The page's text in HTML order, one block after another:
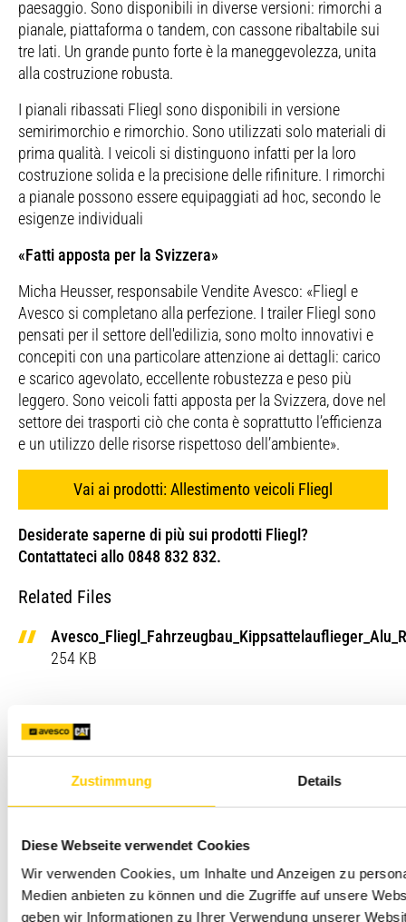
Zustimmung Details
Diese Webseite verwendet Cookies
Wir verwenden Cookies, um Inhalte und Anzeigen zu
Medien anbieten zu können und die Zugriffe auf unsere
geben wir Informationen zu Ihrer Verwendung unserer
paesaggio. Sono disponibili in diverse versioni: rimorchi a
pianale, piattaforma o tandem, con cassone ribaltabile sui
tre lati. Un grande punto forte è la maneggevolezza, unita
alla costruzione robusta.
I pianali ribassati Fliegl sono disponibili in versione
semirimorchio e rimorchio. Sono utilizzati solo materiali di
prima qualità. I veicoli si distinguono infatti per la loro
costruzione solida e la precisione delle rifiniture. I rimorchi
a pianale possono essere equipaggiati ad hoc, secondo le
esigenze individuali
«Fatti apposta per la Svizzera»
Micha Heusser, responsabile Vendite Avesco: «Fliegl e
Avesco si completano alla perfezione. I trailer Fliegl sono
pensati per il settore dell'edilizia, sono molto innovativi e
concepiti con una particolare attenzione ai dettagli: carico
e scarico agevolato, eccellente robustezza e peso più
leggero. Sono veicoli fatti apposta per la Svizzera, dove nel
settore dei trasporti ciò che conta è soprattutto l’efficienza
e un utilizzo delle risorse rispettoso dell’ambiente».
Vai ai prodotti: Allestimento veicoli Fliegl
Desiderate saperne di più sui prodotti Fliegl?
Contattateci allo 0848 832 832.
Related Files
254 KB